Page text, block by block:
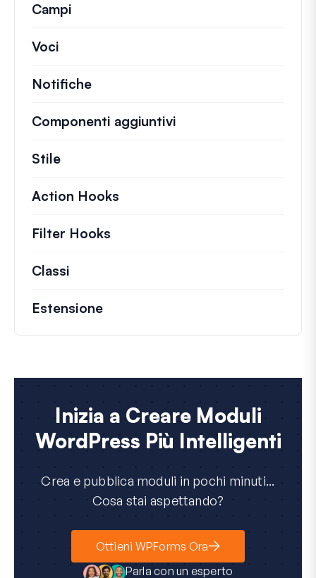
Campi
Voci
Notifiche
Componenti aggiuntivi
Stile
Action Hooks
Filter Hooks
Classi
Estensione
Inizia a Creare Moduli
WordPress Più Intelligenti
Crea e pubblica moduli in pochi minuti...
Cosa stai aspettando?
Ottieni WPForms Ora
Parla con un esperto